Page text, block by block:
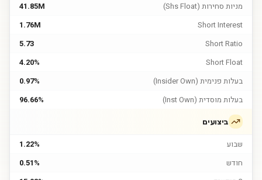
מניות סחירות (Shs Float)
41.85M
Short Interest
1.76M
Short Ratio
5.73
Short Float
4.20%
בעלות פנימית (Insider Own)
0.97%
בעלות מוסדית (Inst Own)
96.66%
ביצועים
שבוע
1.22%
חודש
0.51%